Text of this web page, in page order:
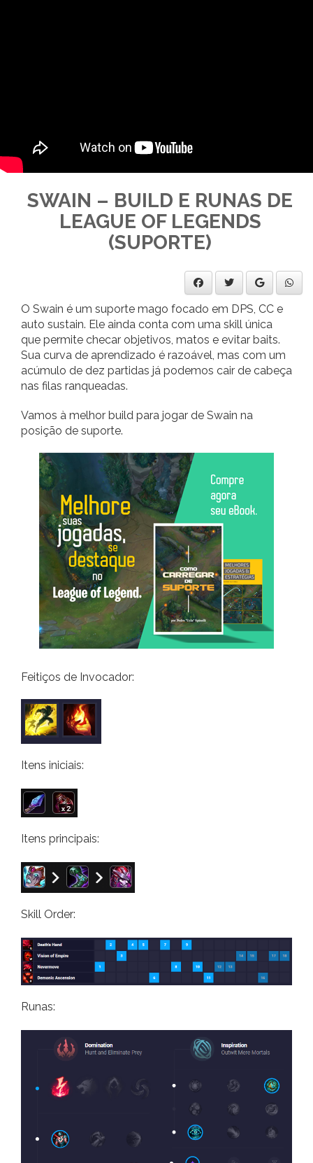
SWAIN – BUILD E RUNAS DE
LEAGUE OF LEGENDS
(SUPORTE)
O Swain é um suporte mago focado em DPS, CC e
auto sustain. Ele ainda conta com uma skill única
que permite checar objetivos, matos e evitar baits.
Sua curva de aprendizado é razoável, mas com um
acúmulo de dez partidas já podemos cair de cabeça
nas filas ranqueadas.
Vamos à melhor build para jogar de Swain na
posição de suporte.
Feitiços de Invocador:
Itens iniciais:
Itens principais:
Skill Order:
Runas: